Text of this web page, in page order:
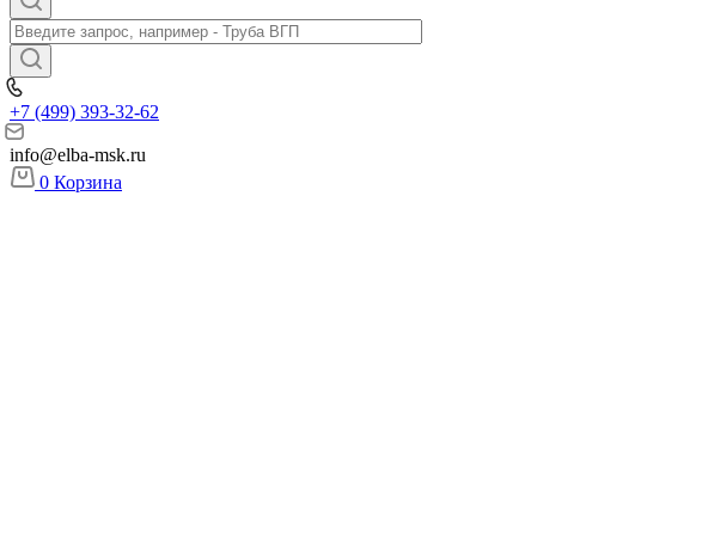
+7 (499) 393-32-62
info@elba-msk.ru
0 Корзина